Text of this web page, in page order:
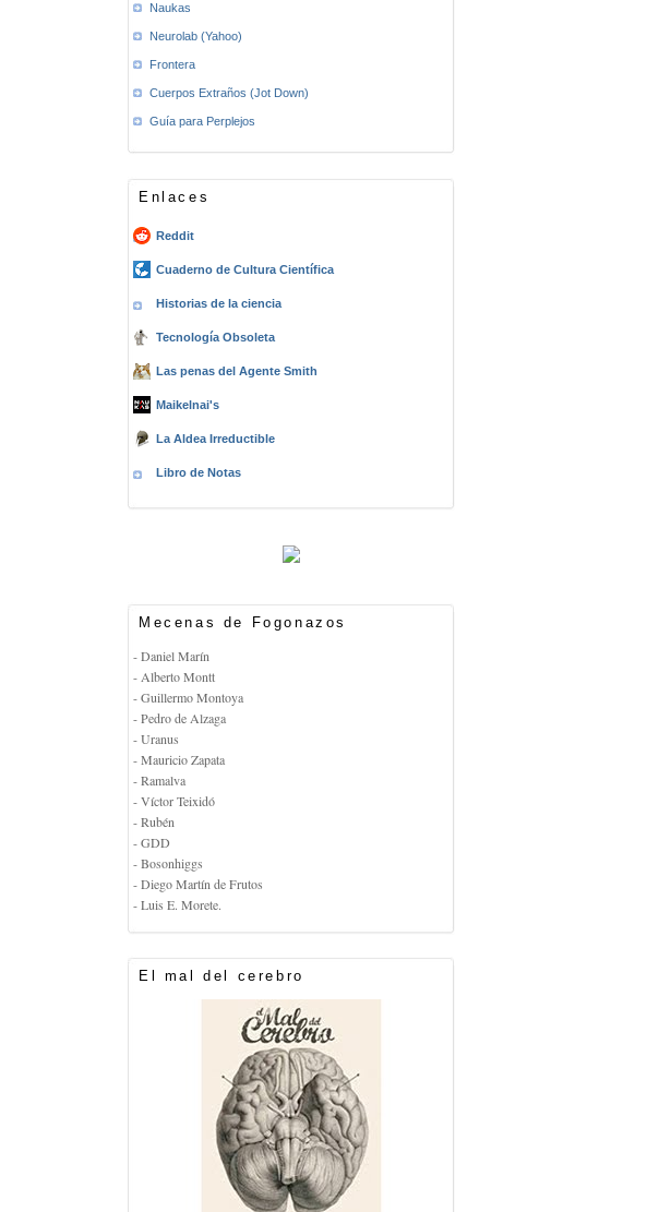
Naukas
Neurolab (Yahoo)
Frontera
Cuerpos Extraños (Jot Down)
Guía para Perplejos
Enlaces
Reddit
Cuaderno de Cultura Científica
Historias de la ciencia
Tecnología Obsoleta
Las penas del Agente Smith
Maikelnai's
La Aldea Irreductible
Libro de Notas
Mecenas de Fogonazos
- Daniel Marín
- Alberto Montt
- Guillermo Montoya
- Pedro de Alzaga
- Uranus
- Mauricio Zapata
- Ramalva
- Víctor Teixidó
- Rubén
- GDD
- Bosonhiggs
- Diego Martín de Frutos
- Luis E. Morete.
El mal del cerebro